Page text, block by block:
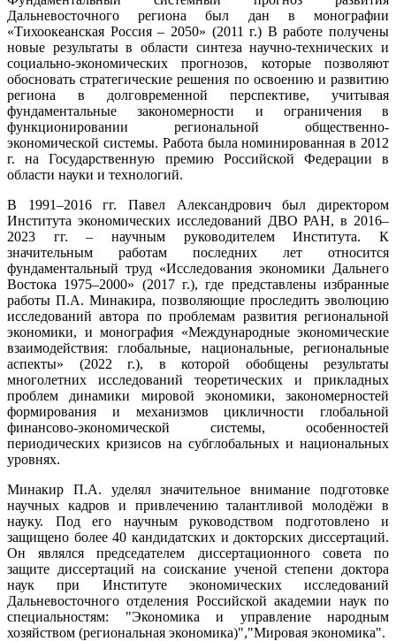
Дальневосточного региона был дан в монографии
«Тихоокеанская Россия – 2050» (2011 г.) В работе получены
новые результаты в области синтеза научно-технических и
социально-экономических прогнозов, которые позволяют
обосновать стратегические решения по освоению и развитию
региона в долговременной перспективе, учитывая
фундаментальные закономерности и ограничения в
функционировании региональной общественно-
экономической системы. Работа была номинированная в 2012
г. на Государственную премию Российской Федерации в
области науки и технологий.
В 1991–2016 гг. Павел Александрович был директором
Института экономических исследований ДВО РАН, в 2016–
2023 гг. – научным руководителем Института. К
значительным работам последних лет относится
фундаментальный труд «Исследования экономики Дальнего
Востока 1975–2000» (2017 г.), где представлены избранные
работы П.А. Минакира, позволяющие проследить эволюцию
исследований автора по проблемам развития региональной
экономики, и монография «Международные экономические
взаимодействия: глобальные, национальные, региональные
аспекты» (2022 г.), в которой обобщены результаты
многолетних исследований теоретических и прикладных
проблем динамики мировой экономики, закономерностей
формирования и механизмов цикличности глобальной
финансово-экономической системы, особенностей
периодических кризисов на субглобальных и национальных
уровнях.
Минакир П.А. уделял значительное внимание подготовке
научных кадров и привлечению талантливой молодёжи в
науку. Под его научным руководством подготовлено и
защищено более 40 кандидатских и докторских диссертаций.
Он являлся председателем диссертационного совета по
защите диссертаций на соискание ученой степени доктора
наук при Институте экономических исследований
Дальневосточного отделения Российской академии наук по
специальностям: "Экономика и управление народным
хозяйством (региональная экономика)","Мировая экономика".